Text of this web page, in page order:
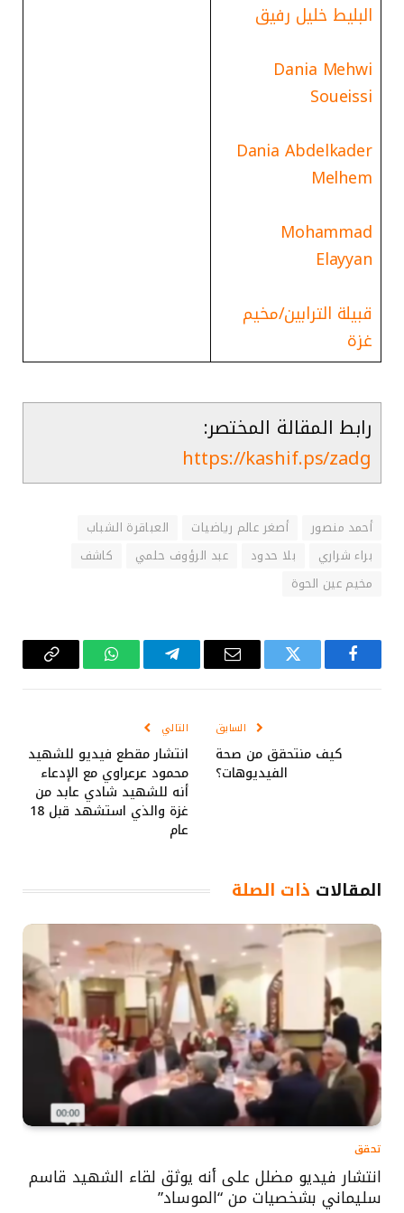
البليط خليل رفيق
Dania Mehwi
Soueissi
Dania Abdelkader
Melhem
Mohammad
Elayyan
قبيلة الترابين/مخيم
غزة
رابط المقالة المختصر:
https://kashif.ps/zadg
أحمد منصور أصغر عالم رياضيات
العباقرة الشباب
براء شراري
بلا حدود عبد الرؤوف حلمي
كاشف
مخيم عين الحوة
فيسبوك تويتر
البريد
تيلقرام واتساب Copy
السابق
كيف منتحقق من صحة
الفيديوهات؟
التالي
انتشار مقطع فيديو للشهيد
محمود عرعراوي مع الإدعاء
أنه للشهيد شادي عابد من
غزة والذي استشهد قبل 18
عام
المقالات ذات الصلة
تحقق
انتشار فيديو مضلل على أنه يوثق لقاء الشهيد قاسم
سليماني بشخصيات من “الموساد”